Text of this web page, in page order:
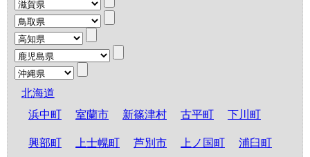
北海道
浜中町
室蘭市 新篠津村 古平町 下川町
興部町 上士幌町 芦別市 上ノ国町 浦臼町